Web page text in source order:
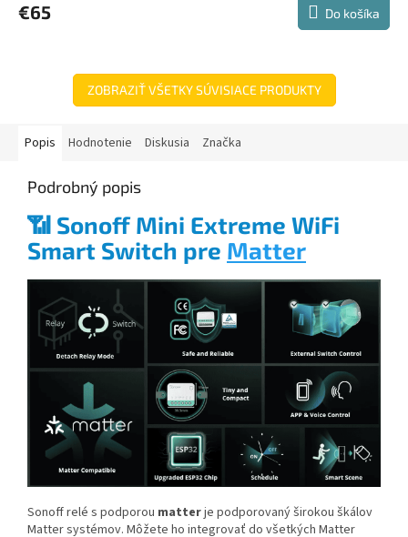
€65 Do košíka
ZOBRAZIŤ VŠETKY SÚVISIACE PRODUKTY
Popis Hodnotenie Diskusia Značka
Podrobný popis
📶 Sonoff Mini Extreme WiFi
Smart Switch pre Matter
Sonoff relé s podporou matterje podporovaný širokou škálov
Matter systémov. Môžete ho integrovať do všetkých Matter